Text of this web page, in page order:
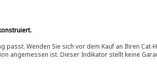
Wenden Sie sich vor dem Kauf an Ihren Cat-
angemessen ist. Dieser Indikator stellt keine